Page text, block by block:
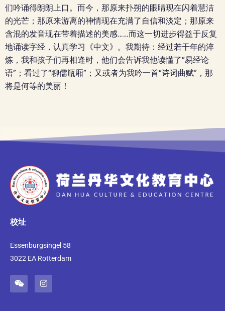
们吟诵得朗朗上口。而今，那原来扑朔的眼睛现在闪着慧洁
的光芒；那原来游离的神情现在充满了自信和淡定；那原来
含混的发音现在带着描述的美感……而这一切进步得益于反复
地诵读字经，认真学习《中文》。我期待：经过若干年的淬
炼，我和孩子们再相逢时，他们会告诉我他读懂了“易经论
语”；看过了“聊儒瓶厢”；又或者为我吟一首“诗词曲赋”，那
将是何等的美丽！
校址
Essenburgsingel 58
3022 EA Rotterdam